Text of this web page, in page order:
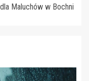
Maluchów w Bochni